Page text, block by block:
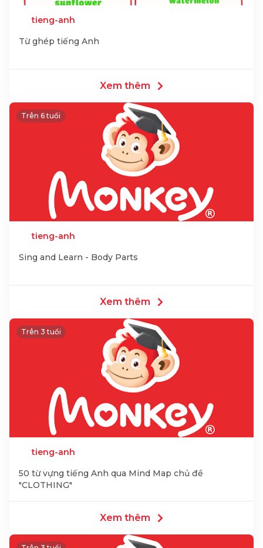
tieng-anh
Từ ghép tiếng Anh
Xem thêm
Trên 6 tuổi
tieng-anh
Sing and Learn - Body Parts
Xem thêm
Trên 3 tuổi
tieng-anh
50 từ vựng tiếng Anh qua Mind Map chủ đề
"CLOTHING"
Xem thêm